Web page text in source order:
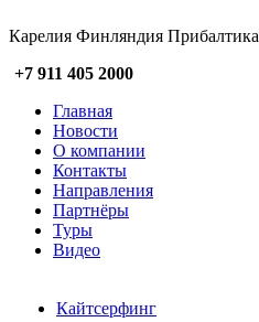
Карелия Финляндия Прибалтика
+7 911 405 2000
Главная
Новости
О компании
Контакты
Направления
Партнёры
Туры
Видео
Кайтсерфинг